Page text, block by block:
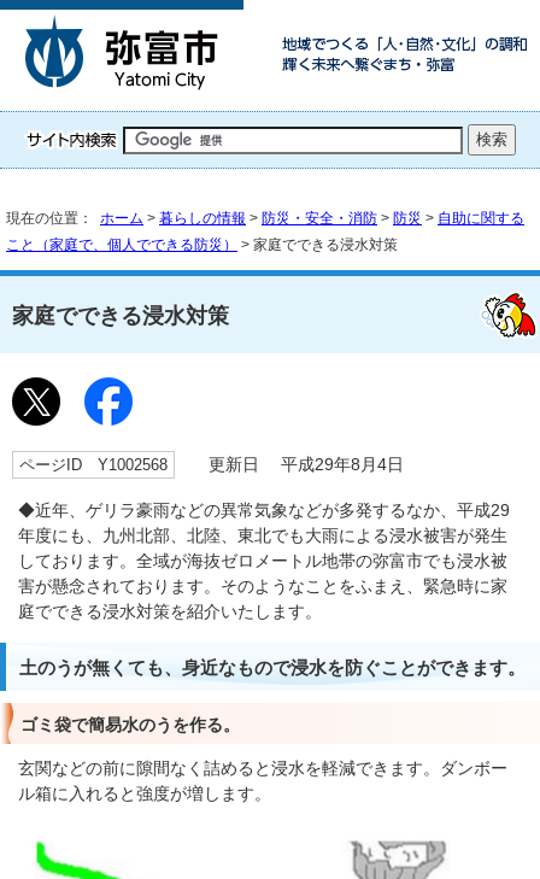
現在の位置： ホーム > 暮らしの情報 > 防災・安全・消防 > 防災 > 自助に関する
こと（家庭で、個人でできる防災）
> 家庭でできる浸水対策
家庭でできる浸水対策
ページID Y1002568 更新日 平成29年8月4日
◆近年、ゲリラ豪雨などの異常気象などが多発するなか、平成29
年度にも、九州北部、北陸、東北でも大雨による浸水被害が発生
しております。全域が海抜ゼロメートル地帯の弥富市でも浸水被
害が懸念されております。そのようなことをふまえ、緊急時に家
庭でできる浸水対策を紹介いたします。
土のうが無くても、身近なもので浸水を防ぐことができます。
ゴミ袋で簡易水のうを作る。
玄関などの前に隙間なく詰めると浸水を軽減できます。ダンボー
ル箱に入れると強度が増します。